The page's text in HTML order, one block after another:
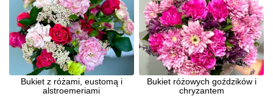
Bukiet z różami, eustomą i
alstroemeriami
Bukiet różowych goździków i
chryzantem